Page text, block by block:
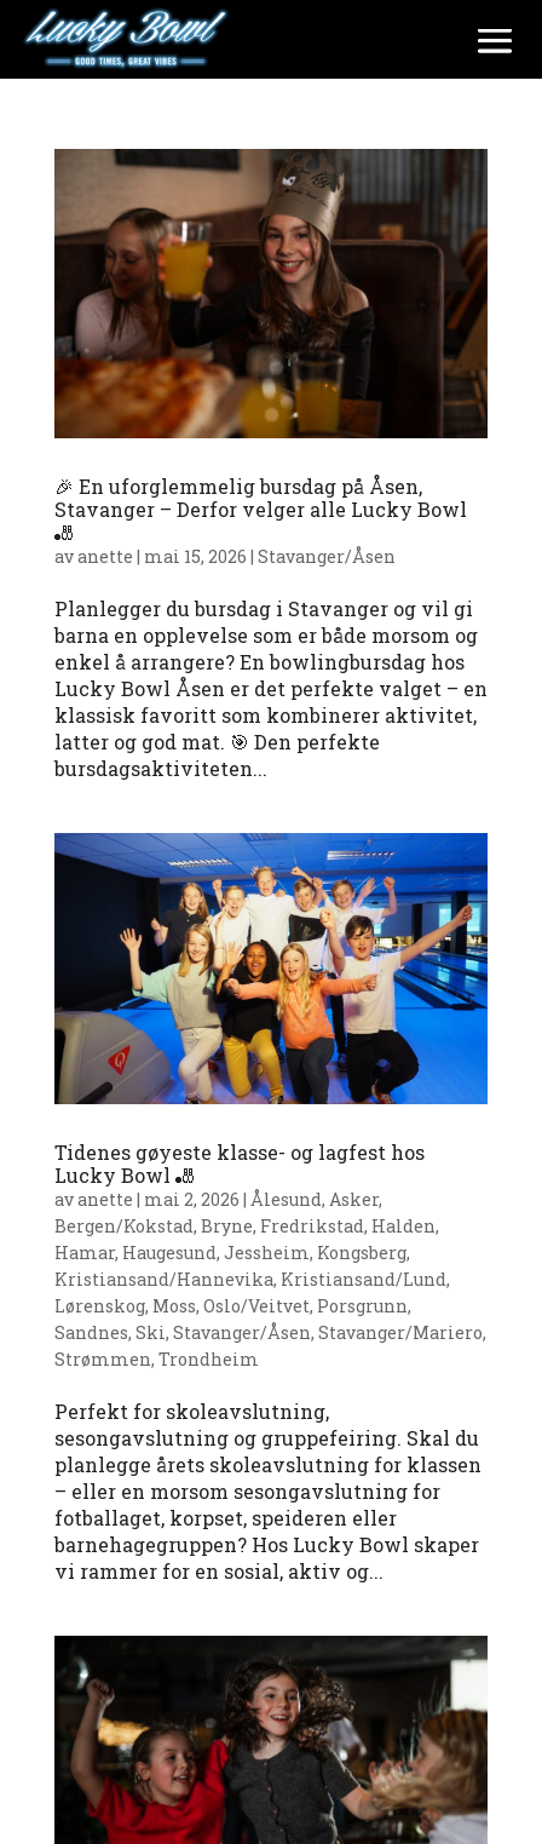
🎉 En uforglemmelig bursdag på Åsen,
Stavanger – Derfor velger alle Lucky Bowl
🎳
avanette | mai 15, 2026 | Stavanger/Åsen
Planlegger du bursdag i Stavanger og vil gi
barna en opplevelse som er både morsom og
enkel å arrangere? En bowlingbursdag hos
Lucky Bowl Åsen er det perfekte valget – en
klassisk favoritt som kombinerer aktivitet,
latter og god mat. 🎯 Den perfekte
bursdagsaktiviteten...
Tidenes gøyeste klasse- og lagfest hos
Lucky Bowl 🎳
avanette | mai 2, 2026 | Ålesund, Asker,
Bergen/Kokstad, Bryne, Fredrikstad, Halden,
Hamar, Haugesund, Jessheim, Kongsberg,
Kristiansand/Hannevika, Kristiansand/Lund,
Lørenskog, Moss, Oslo/Veitvet, Porsgrunn,
Sandnes, Ski, Stavanger/Åsen, Stavanger/Mariero,
Strømmen, Trondheim
Perfekt for skoleavslutning,
sesongavslutning og gruppefeiring. Skal du
planlegge årets skoleavslutning for klassen
– eller en morsom sesongavslutning for
fotballaget, korpset, speideren eller
barnehagegruppen? Hos Lucky Bowl skaper
vi rammer for en sosial, aktiv og...